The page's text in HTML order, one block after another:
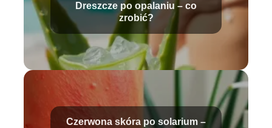
Dreszcze po opalaniu – co
zrobić?
Czerwona skóra po solarium –